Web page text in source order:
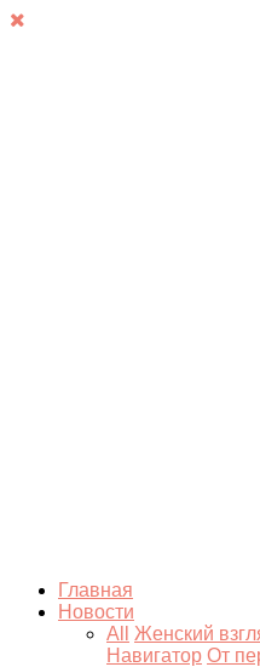
Главная
Новости
All
Женский
Навигатор От